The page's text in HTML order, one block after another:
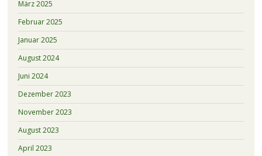
März 2025
Februar 2025
Januar 2025
August 2024
Juni 2024
Dezember 2023
November 2023
August 2023
April 2023